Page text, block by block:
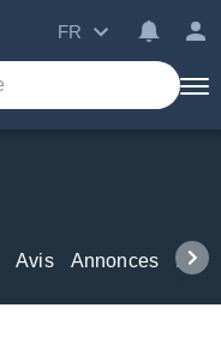
FR
Avis Annonces